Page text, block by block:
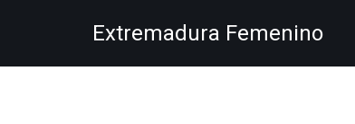
al
Extremadura Femenino